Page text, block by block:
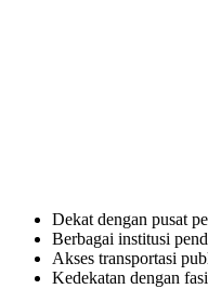
Dekat dengan pusat
Berbagai institusi
Akses transportasi
Kedekatan dengan